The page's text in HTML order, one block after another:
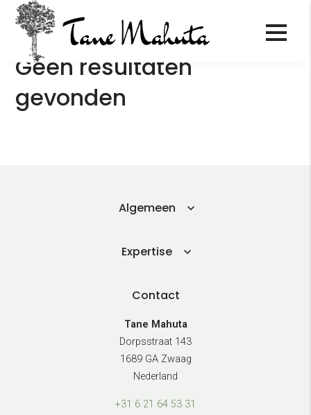
Geen resultaten
gevonden
Algemeen
Expertise
Contact
Tane Mahuta
Dorpsstraat 143
1689 GA Zwaag
Nederland
+31 6 21 64 53 31